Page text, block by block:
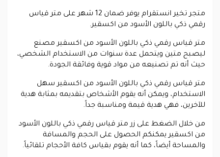
متجر تخير انستقرام يوفر ضمان 12 شهر على متر قياس
رقمي ذكي باللون الأسود من اكسقير.
متر قياس رقمي ذكي باللون الأسود من اكسقير مصنع
ليصبح متين ويتحمل عدة سنوات من الاستخدام الشخصي،
حيث أنه تم تصنيعه من مواد قوية وفائقة الجودة.
متر قياس رقمي ذكي باللون الأسود من اكسقير سهل
الاستخدام، ويمكن أنه يقوم الأشخاص بتقديمه بمثابة هدية
للآخرين، فهي هدية قيمة ومناسبة جداً.
من خلال الضغط على زر متر قياس رقمي ذكي باللون الأسود
من اكسقير يمكنكم الحصول على الحجم والمسافة
والمساحة أيضاً، كما أنه يقوم بقياس كافة الأحجام تلقائياً.